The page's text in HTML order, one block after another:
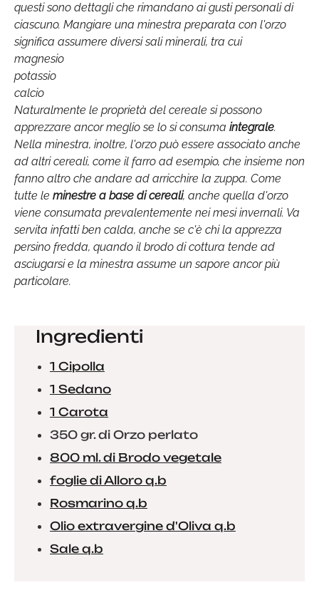
questi sono dettagli che rimandano ai gusti personali di
ciascuno. Mangiare una minestra preparata con l'orzo
significa assumere diversi sali minerali, tra cui
magnesio
potassio
calcio
Naturalmente le proprietà del cereale si possono
apprezzare ancor meglio se lo si consuma integrale.
Nella minestra, inoltre, l'orzo può essere associato anche
ad altri cereali, come il farro ad esempio, che insieme non
fanno altro che andare ad arricchire la zuppa. Come
tutte le minestre a base di cereali, anche quella d'orzo
viene consumata prevalentemente nei mesi invernali. Va
servita infatti ben calda, anche se c'è chi la apprezza
persino fredda, quando il brodo di cottura tende ad
asciugarsi e la minestra assume un sapore ancor più
particolare.
Ingredienti
1 Cipolla
1 Sedano
1 Carota
350 gr. di Orzo perlato
800 ml. di Brodo vegetale
foglie di Alloro q.b
Rosmarino q.b
Olio extravergine d'Oliva q.b
Sale q.b